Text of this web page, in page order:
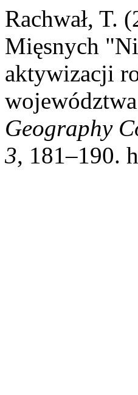
Rachwał, T.
Mięsnych
aktywizacji
Geography
3, 181–190.